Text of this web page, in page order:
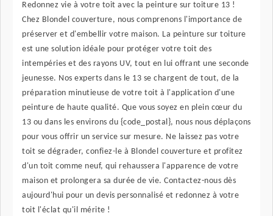
Redonnez vie à votre toit avec la peinture sur toiture 13 !
Chez Blondel couverture, nous comprenons l'importance de
préserver et d'embellir votre maison. La peinture sur toiture
est une solution idéale pour protéger votre toit des
intempéries et des rayons UV, tout en lui offrant une seconde
jeunesse. Nos experts dans le 13 se chargent de tout, de la
préparation minutieuse de votre toit à l'application d'une
peinture de haute qualité. Que vous soyez en plein cœur du
13 ou dans les environs du {code_postal}, nous nous déplaçons
pour vous offrir un service sur mesure. Ne laissez pas votre
toit se dégrader, confiez-le à Blondel couverture et profitez
d'un toit comme neuf, qui rehaussera l'apparence de votre
maison et prolongera sa durée de vie. Contactez-nous dès
aujourd'hui pour un devis personnalisé et redonnez à votre
toit l'éclat qu'il mérite !